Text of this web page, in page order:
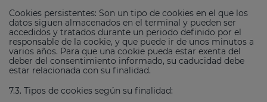
Cookies persistentes: Son un tipo de cookies en el que los
datos siguen almacenados en el terminal y pueden ser
accedidos y tratados durante un periodo definido por el
responsable de la cookie, y que puede ir de unos minutos a
varios años. Para que una cookie pueda estar exenta del
deber del consentimiento informado, su caducidad debe
estar relacionada con su finalidad.
7.3. Tipos de cookies según su finalidad: